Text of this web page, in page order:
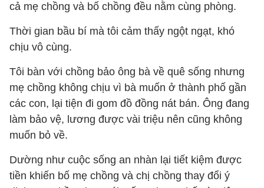
cả mẹ chồng và bố chồng đều nằm cùng phòng.
Thời gian bầu bí mà tôi cảm thấy ngột ngạt, khó
chịu vô cùng.
Tôi bàn với chồng bảo ông bà về quê sống nhưng
mẹ chồng không chịu vì bà muốn ở thành phố gần
các con, lại tiện đi gom đồ đồng nát bán. Ông đang
làm bảo vệ, lương được vài triệu nên cũng không
muốn bỏ về.
Dường như cuộc sống an nhàn lại tiết kiệm được
tiền khiến bố mẹ chồng và chị chồng thay đổi ý